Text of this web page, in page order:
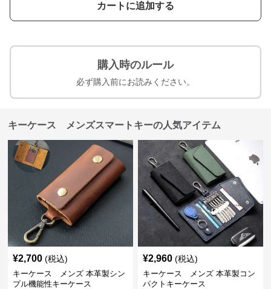
カートに追加する
購入時のルール
必ず購入前にお読みください。
キーケース メンズスマートキーの人気アイテム
¥2,700 (税込)
キーケース メンズ 本革製シン
プル機能性キーケース
¥2,960 (税込)
キーケース メンズ 本革製コン
パクトキーケース